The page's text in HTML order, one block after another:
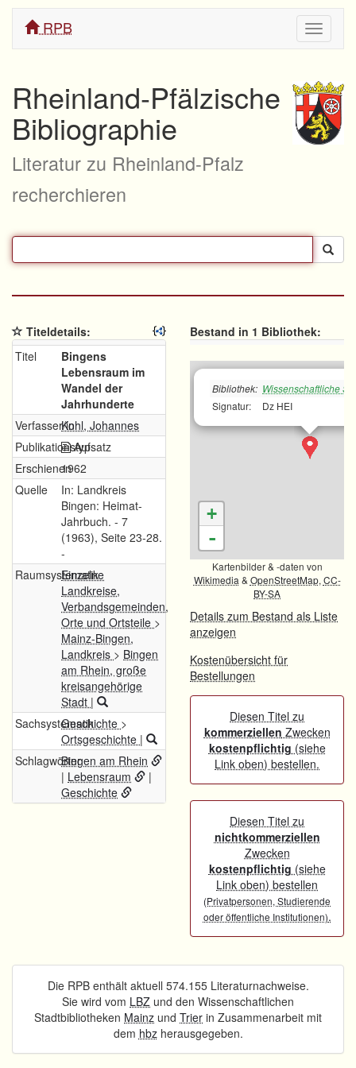
ein/
RPB
Rheinland-Pfälzische
Bibliographie
Literatur zu Rheinland-Pfalz
recherchieren
Titeldetails:
Titel
Bingens
Lebensraum im
Wandel der
Jahrhunderte
Verfasser/inKohl, Johannes
PublikationstypAufsatz
Erschienen1962
Quelle
In: Landkreis
Bingen: Heimat-
Jahrbuch. - 7
(1963), Seite 23-28.
-
Raumsystematik
Einzelne
Landkreise,
Verbandsgemeinden,
Orte und Ortsteile >
Mainz-Bingen,
Landkreis > Bingen
am Rhein, große
kreisangehörige
Stadt |
Sachsystematik
Geschichte >
Ortsgeschichte |
SchlagwörterBingen am Rhein
| Lebensraum
|
Geschichte
Bestand in 1 Bibliothek:
Bibliothek: Wissenschaftliche
Signatur:
Dz HEI
+
-
Kartenbilder & -daten von
Wikimedia & OpenStreetMap, CC-
BY-SA
Details zum Bestand als Liste
anzeigen
Kostenübersicht für
Bestellungen
Diesen Titel zu
kommerziellen Zwecken
kostenpflichtig (siehe
Link oben) bestellen.
Diesen Titel zu
nichtkommerziellen
Zwecken
kostenpflichtig (siehe
Link oben) bestellen
(Privatpersonen, Studierende
oder öffentliche Institutionen).
Die RPB enthält aktuell 574.155 Literaturnachweise.
Sie wird vom LBZ und den Wissenschaftlichen
Stadtbibliotheken Mainz und Trier in Zusammenarbeit mit
dem hbzherausgegeben.